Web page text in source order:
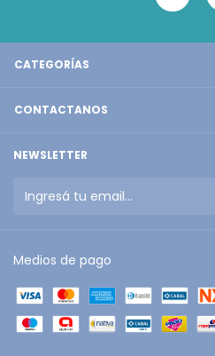
CATEGORÍAS
CONTACTANOS
NEWSLETTER
Medios de pago